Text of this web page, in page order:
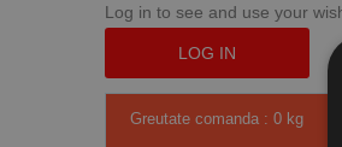
Log in to see and use your
LOG IN
Greutate comanda : 0 kg